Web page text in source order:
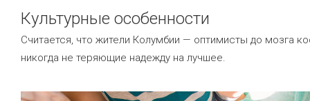
Культурные особенности
Считается, что жители Колумбии — оптимисты до мозга
никогда не теряющие надежду на лучшее.